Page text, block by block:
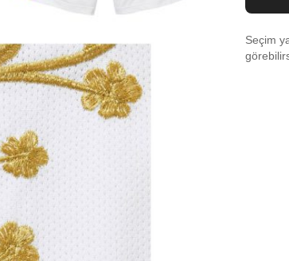
Size
Size
Seçim